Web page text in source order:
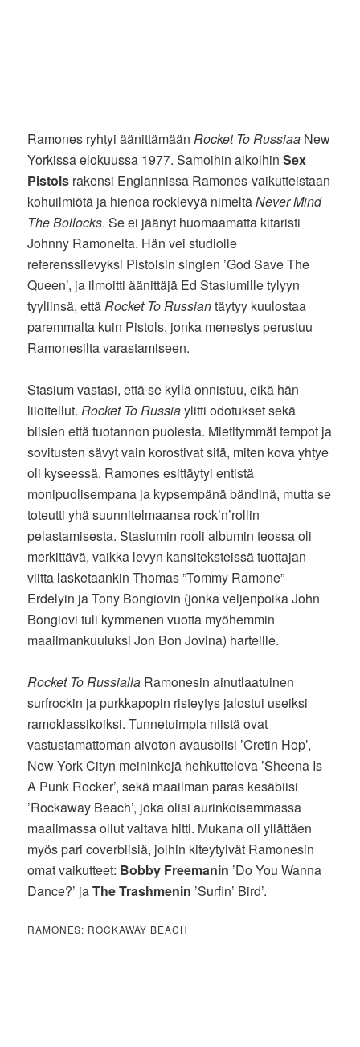
Ramones ryhtyi äänittämäänRocket To Russiaa New
Yorkissa elokuussa 1977. Samoihin aikoihinSex
Pistols rakensi Englannissa Ramones-vaikutteistaan
kohuilmiötä ja hienoa rocklevyä nimeltäNever Mind
The Bollocks. Se ei jäänyt huomaamatta kitaristi
Johnny Ramonelta. Hän vei studiolle
referenssilevyksi Pistolsin singlen ’God Save The
Queen’, ja ilmoitti äänittäjä Ed Stasiumille tylyyn
tyyliinsä, ettäRocket To Russiantäytyy kuulostaa
paremmalta kuin Pistols, jonka menestys perustuu
Ramonesilta varastamiseen.
Stasium vastasi, että se kyllä onnistuu, eikä hän
liioitellut.Rocket To Russiaylitti odotukset sekä
biisien että tuotannon puolesta. Mietitymmät tempot ja
sovitusten sävyt vain korostivat sitä, miten kova yhtye
oli kyseessä. Ramones esittäytyi entistä
monipuolisempana ja kypsempänä bändinä, mutta se
toteutti yhä suunnitelmaansa rock’n’rollin
pelastamisesta. Stasiumin rooli albumin teossa oli
merkittävä, vaikka levyn kansiteksteissä tuottajan
viitta lasketaankin Thomas ”Tommy Ramone”
Erdelyin ja Tony Bongiovin (jonka veljenpoika John
Bongiovi tuli kymmenen vuotta myöhemmin
maailmankuuluksi Jon Bon Jovina) harteille.
Rocket To Russialla Ramonesin ainutlaatuinen
surfrockin ja purkkapopin risteytys jalostui useiksi
ramoklassikoiksi. Tunnetuimpia niistä ovat
vastustamattoman aivoton avausbiisi ’Cretin Hop’,
New York Cityn meininkejä hehkutteleva ’Sheena Is
A Punk Rocker’, sekä maailman paras kesäbiisi
’Rockaway Beach’, joka olisi aurinkoisemmassa
maailmassa ollut valtava hitti. Mukana oli yllättäen
myös pari coverbiisiä, joihin kiteytyivät Ramonesin
omat vaikutteet: Bobby Freemanin ’Do You Wanna
Dance?’ jaThe Trashmenin ’Surfin’ Bird’.
RAMONES: ROCKAWAY BEACH